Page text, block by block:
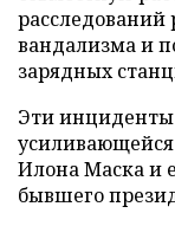
расследований
вандализма и
зарядных
Эти инциденты
Илона Маска и
бывшего